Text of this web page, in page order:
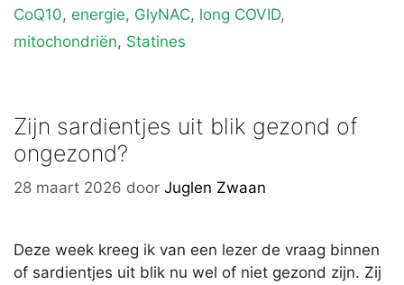
CoQ10, energie, GlyNAC, long COVID,
mitochondriën, Statines
Zijn sardientjes uit blik gezond of
ongezond?
28 maart 2026 door Juglen Zwaan
Deze week kreeg ik van een lezer de vraag binnen
of sardientjes uit blik nu wel of niet gezond zijn. Zij